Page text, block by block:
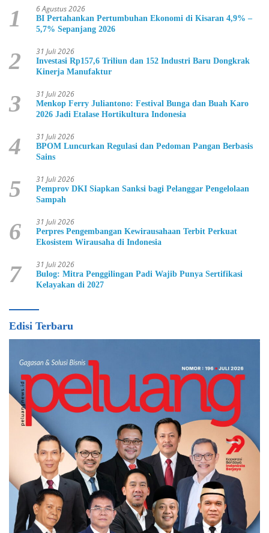
1 6 Agustus 2026
BI Pertahankan Pertumbuhan Ekonomi di Kisaran 4,9% –
5,7% Sepanjang 2026
2 31 Juli 2026
Investasi Rp157,6 Triliun dan 152 Industri Baru Dongkrak
Kinerja Manufaktur
3 31 Juli 2026
Menkop Ferry Juliantono: Festival Bunga dan Buah Karo
2026 Jadi Etalase Hortikultura Indonesia
4 31 Juli 2026
BPOM Luncurkan Regulasi dan Pedoman Pangan Berbasis
Sains
5 31 Juli 2026
Pemprov DKI Siapkan Sanksi bagi Pelanggar Pengelolaan
Sampah
6 31 Juli 2026
Perpres Pengembangan Kewirausahaan Terbit Perkuat
Ekosistem Wirausaha di Indonesia
7 31 Juli 2026
Bulog: Mitra Penggilingan Padi Wajib Punya Sertifikasi
Kelayakan di 2027
Edisi Terbaru